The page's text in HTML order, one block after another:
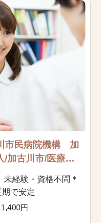
市民病院機構 加
/加古川市/医療事
遣
未経験・資格不問＊
で安定
円